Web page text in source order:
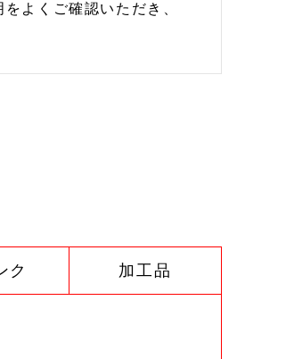
よくご確認いただき、
ク 加工品